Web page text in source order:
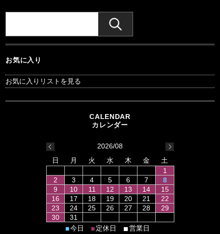
お気に入り
お気に入りリストを見る
2026/08
日
月 火 水 木 金
土
1
2
3 4 5 6 7
8
9
10 11 12 13 14
15
16
17 18 19 20 21
22
23
24 25 26 27 28
29
30
31
■今日 ■定休日 ■営業日